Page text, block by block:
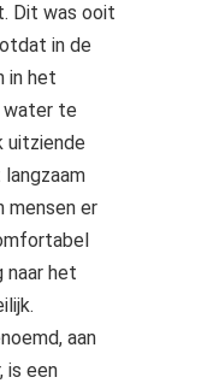
Dit was ooit
in de
in het
water te
uitziende
mensen er
naar het
aan
is een